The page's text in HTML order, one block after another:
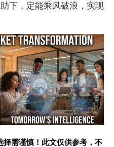
下，定能乘风破浪，实现
择需谨慎！此文仅供参考，不